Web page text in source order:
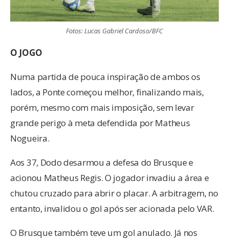
Fotos: Lucas Gabriel Cardoso/BFC
O JOGO
Numa partida de pouca inspiração de ambos os
lados, a Ponte começou melhor, finalizando mais,
porém, mesmo com mais imposição, sem levar
grande perigo à meta defendida por Matheus
Nogueira.
Aos 37, Dodo desarmou a defesa do Brusque e
acionou Matheus Regis. O jogador invadiu a área e
chutou cruzado para abrir o placar. A arbitragem, no
entanto, invalidou o gol após ser acionada pelo VAR.
O Brusque também teve um gol anulado. Já nos